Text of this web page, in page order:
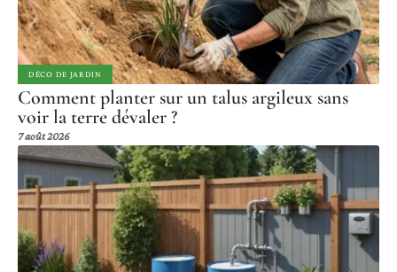
DÉCO DE JARDIN
Comment planter sur un talus argileux sans
voir la terre dévaler ?
7 août 2026